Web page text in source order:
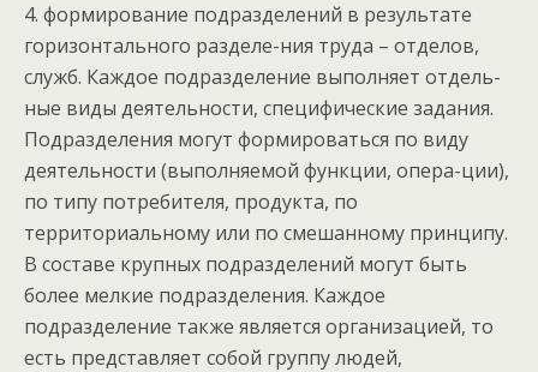
4. формирование подразделений в результате
горизонтального разделе-ния труда – отделов,
служб. Каждое подразделение выполняет отдель-
ные виды деятельности, специфические задания.
Подразделения могут формироваться по виду
деятельности (выполняемой функции, опера-ции),
по типу потребителя, продукта, по
территориальному или по смешанному принципу.
В составе крупных подразделений могут быть
более мелкие подразделения. Каждое
подразделение также является организацией, то
есть представляет собой группу людей,